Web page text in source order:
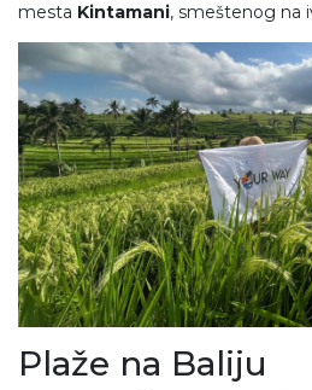
mesta Kintamani, smeštenog na
Plaže na Baliju